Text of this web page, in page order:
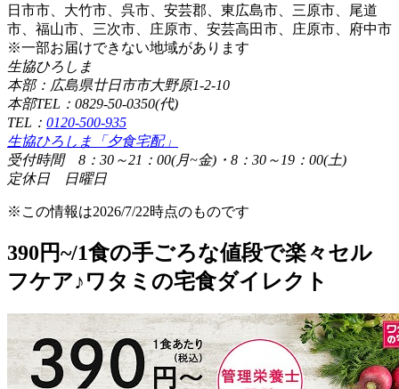
日市市、大竹市、呉市、安芸郡、東広島市、三原市、尾道
市、福山市、三次市、庄原市、安芸高田市、庄原市、府中市
※一部お届けできない地域があります
生協ひろしま
本部：広島県廿日市市大野原1-2-10
本部TEL：0829-50-0350(代)
TEL： 0120-500-935
生協ひろしま「夕食宅配」
受付時間 8：30～21：00(月~金)・8：30～19：00(土)
定休日 日曜日
※この情報は2026/7/22時点のものです
390円~/1食の手ごろな値段で楽々セル
フケア♪ワタミの宅食ダイレクト